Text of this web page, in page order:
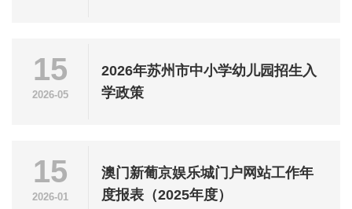
15
2026-05
2026年苏州市中小学幼儿园招生入
学政策
15
2026-01
澳门新葡京娱乐城门户网站工作年
度报表（2025年度）